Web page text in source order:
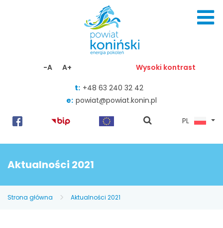
-A A+ Wysoki kontrast
t: +48 63 240 32 42
e: powiat@powiat.konin.pl
pokaż
PL
Aktualności 2021
Strona główna Aktualności 2021